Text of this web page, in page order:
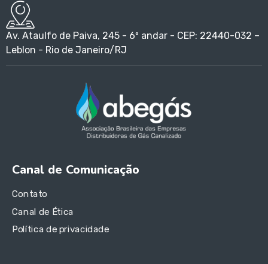
Av. Ataulfo de Paiva, 245 - 6º andar - CEP: 22440-032 –
Leblon - Rio de Janeiro/RJ
Canal de Comunicação
Contato
Canal de Ética
Política de privacidade